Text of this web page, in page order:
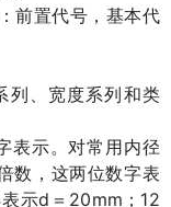
前置代号，基本代
列、宽度系列和类
表示。对常用内径
数，这两位数字表
表示d ＝ 20mm ； 12